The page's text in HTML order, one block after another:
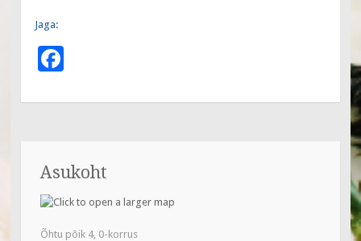
Jaga:
e
o
o
k
Asukoht
Õhtu põik 4, 0-korrus